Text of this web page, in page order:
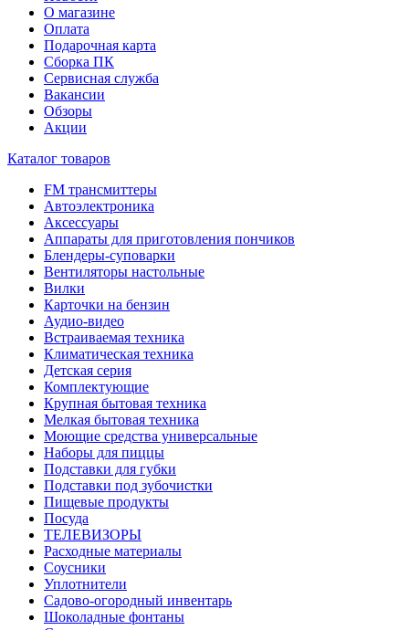
О магазине
Оплата
Подарочная карта
Сборка ПК
Сервисная служба
Вакансии
Обзоры
Акции
Каталог товаров
FM трансмиттеры
Автоэлектроника
Аксессуары
Аппараты для приготовления пончиков
Блендеры-суповарки
Вентиляторы настольные
Вилки
Карточки на бензин
Аудио-видео
Встраиваемая техника
Климатическая техника
Детская серия
Комплектующие
Крупная бытовая техника
Мелкая бытовая техника
Моющие средства универсальные
Наборы для пиццы
Подставки для губки
Подставки под зубочистки
Пищевые продукты
Посуда
ТЕЛЕВИЗОРЫ
Расходные материалы
Соусники
Уплотнители
Садово-огородный инвентарь
Шоколадные фонтаны